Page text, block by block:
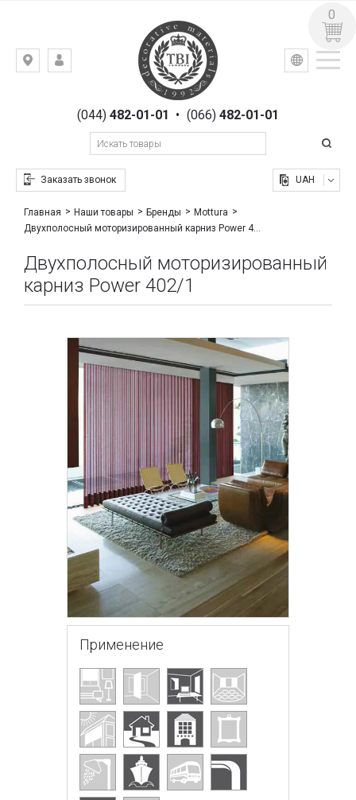
Киев,
Гоголевская,(044)482-01-01 • (066) 482-01-01
Заказать звонок
УКР РУС
UAH
0
Главная Наши товары Бренды
Mottura
Двухполосный моторизированный карниз Power 402/1
Двухполосный моторизированный
карниз Power 402/1
Применение